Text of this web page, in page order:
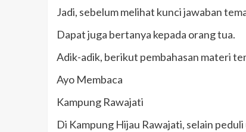
Jadi, sebelum melihat kunci jawaban
Dapat juga bertanya kepada orang tua.
Adik-adik, berikut pembahasan materi
Ayo Membaca
Kampung Rawajati
Di Kampung Hijau Rawajati, selain